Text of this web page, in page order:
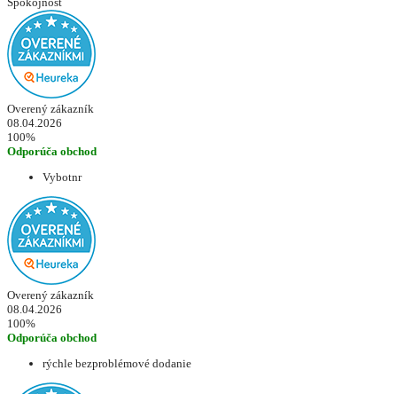
Overený zákazník
08.04.2026
100%
Odporúča obchod
Vybotnr
Overený zákazník
08.04.2026
100%
Odporúča obchod
rýchle bezproblémové dodanie